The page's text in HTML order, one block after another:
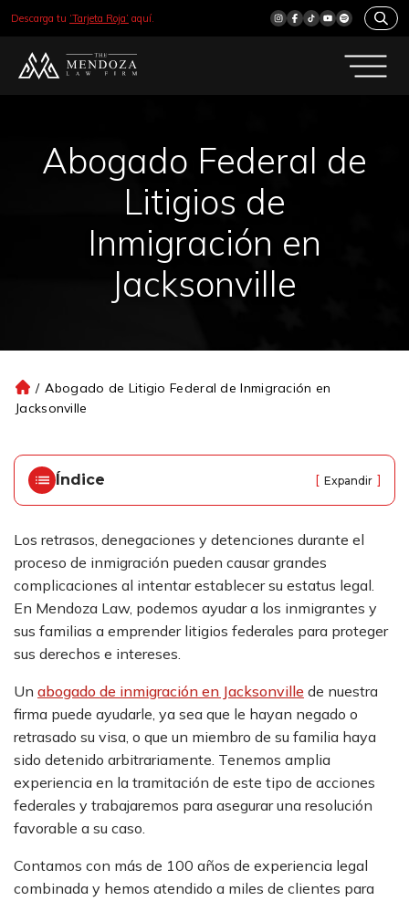
Descarga tu ‘Tarjeta Roja’ aquí.
Abogado Federal de
Litigios de
Inmigración en
Jacksonville
Ini
ci
/ Abogado de Litigio Federal de Inmigración en
Jacksonville
Índice [ Expandir ]
Los retrasos, denegaciones y detenciones durante el
proceso de inmigración pueden causar grandes
complicaciones al intentar establecer su estatus legal.
En Mendoza Law, podemos ayudar a los inmigrantes y
sus familias a emprender litigios federales para proteger
sus derechos e intereses.
Un abogado de inmigración en Jacksonville de nuestra
firma puede ayudarle, ya sea que le hayan negado o
retrasado su visa, o que un miembro de su familia haya
sido detenido arbitrariamente. Tenemos amplia
experiencia en la tramitación de este tipo de acciones
federales y trabajaremos para asegurar una resolución
favorable a su caso.
Contamos con más de 100 años de experiencia legal
combinada y hemos atendido a miles de clientes para